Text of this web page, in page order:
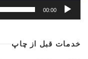
00:00
خدمات قبل از چاپ